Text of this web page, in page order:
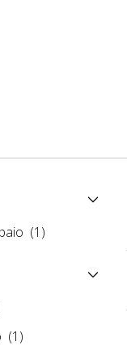
(1)
(1)